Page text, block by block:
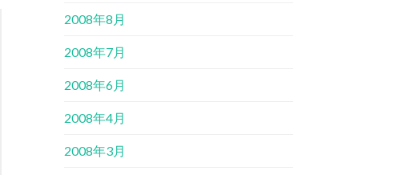
2008年8月
2008年7月
2008年6月
2008年4月
2008年3月